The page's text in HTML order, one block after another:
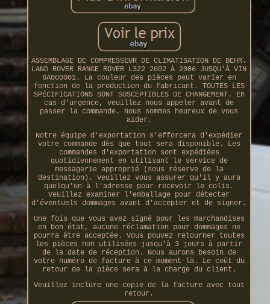
ASSEMBLAGE DE COMPRESSEUR DE CLIMATISATION DE BEHR.
LAND ROVER RANGE ROVER L322 2002 À 2006 JUSQU'À VIN
6A000001. La couleur des pièces peut varier en
fonction de la production du fabricant. TOUTES LES
SPÉCIFICATIONS SONT SUSCEPTIBLES DE CHANGEMENT. En
cas d'urgence, veuillez nous appeler avant de
passer la commande. Nous sommes heureux de vous
aider.
Notre équipe d'exportation s'efforcera d'expédier
votre commande dès que tout sera disponible. Les
commandes d'exportation sont expédiées
quotidiennement en utilisant le service de
messagerie approprié (sous réserve de la
destination). Veuillez vous assurer qu'il y aura
quelqu'un à l'adresse pour recevoir le colis.
Veuillez examiner l'emballage pour détecter
d'éventuels dommages avant d'accepter et de signer.
Une fois que vous avez signé pour les marchandises
en bon état, aucune réclamation pour dommages ne
pourra être acceptée. Vous pouvez retourner toutes
les pièces non utilisées jusqu'à 3 jours à partir
de la date de réception. Nous aurons besoin de
votre numéro de facture à ce moment-là. Le coût du
retour de la pièce sera à la charge du client.
Veuillez inclure une copie de la facture avec tout
retour.